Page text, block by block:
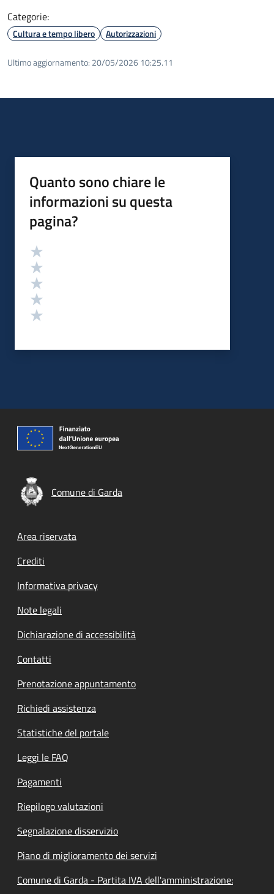
Categorie:
Cultura e tempo libero Autorizzazioni
Ultimo aggiornamento: 20/05/2026 10:25.11
Quanto sono chiare le
informazioni su questa
pagina?
Valutazione
Comune di Garda
Footer menu
Area riservata
Crediti
Informativa privacy
Note legali
Dichiarazione di accessibilità
Contatti
Prenotazione appuntamento
Richiedi assistenza
Statistiche del portale
Leggi le FAQ
Pagamenti
Riepilogo valutazioni
Segnalazione disservizio
Piano di miglioramento dei servizi
Comune di Garda - Partita IVA dell'amministrazione: